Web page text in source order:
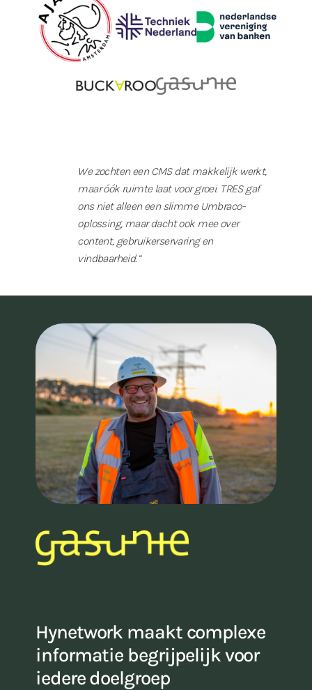
We zochten een CMS dat makkelijk werkt,
maar óók ruimte laat voor groei. TRES gaf
ons niet alleen een slimme Umbraco-
oplossing, maar dacht ook mee over
content, gebruikerservaring en
vindbaarheid.”
Hynetwork maakt complexe
informatie begrijpelijk voor
iedere doelgroep